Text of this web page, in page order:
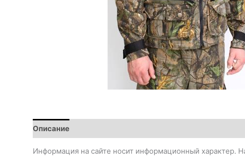
Описание
Информация на сайте носит информационный характер.